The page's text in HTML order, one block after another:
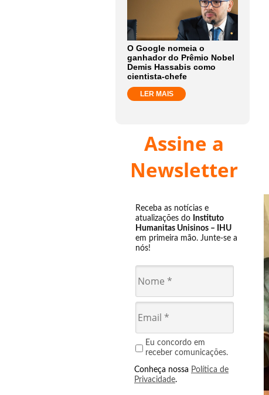
O Google nomeia o
ganhador do Prêmio Nobel
Demis Hassabis como
cientista-chefe
LER MAIS
Assine a
Newsletter
Receba as notícias e
atualizações do Instituto
Humanitas Unisinos – IHU
em primeira mão. Junte-se a
nós!
Eu concordo em
receber comunicações.
Conheça nossa Política de
Privacidade.